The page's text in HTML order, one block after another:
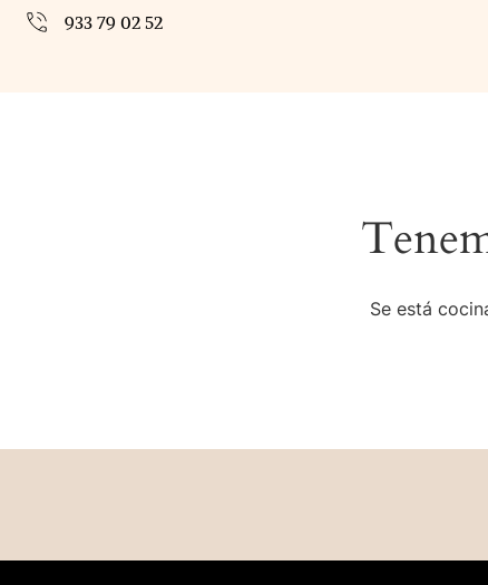
933 79 02 52
Se está